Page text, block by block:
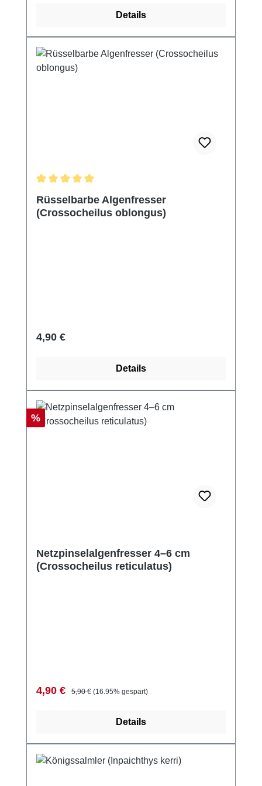
Details
Rüsselbarbe Algenfresser
(Crossocheilus oblongus)
Regulärer Preis:
4,90 €
Details
Rabatt
%
Netzpinselalgenfresser 4–6 cm
(Crossocheilus reticulatus)
Verkaufspreis:
4,90 € Regulärer Preis:
5,90 € (16.95% gespart)
Details